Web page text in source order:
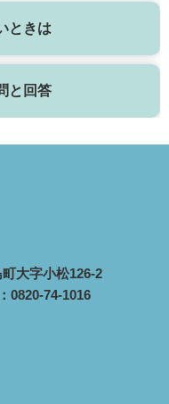
ときは
と回答
大字小松126-2
0820-74-1016